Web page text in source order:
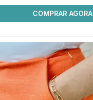
COMPRAR AGORA